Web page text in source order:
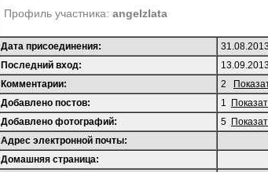
Профиль участника: angelzlata
Дата присоединения:
31.08.2013
Последний вход:
Комментарии:
2
Добавлено постов:
1
Добавлено фотографий:
5
Адрес электронной почты:
Домашняя страница: